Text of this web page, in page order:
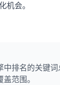
机会。
中排名的关键
范围。